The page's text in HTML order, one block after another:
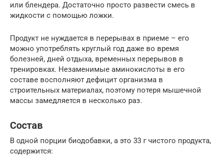
или блендера. Достаточно просто развести смесь в
жидкости с помощью ложки.
Продукт не нуждается в перерывах в приеме – его
можно употреблять круглый год даже во время
болезней, дней отдыха, временных перерывов в
тренировках. Незаменимые аминокислоты в его
составе восполняют дефицит организма в
строительных материалах, поэтому потеря мышечной
массы замедляется в несколько раз.
Состав
В одной порции биодобавки, а это 33 г чистого продукта,
содержится: